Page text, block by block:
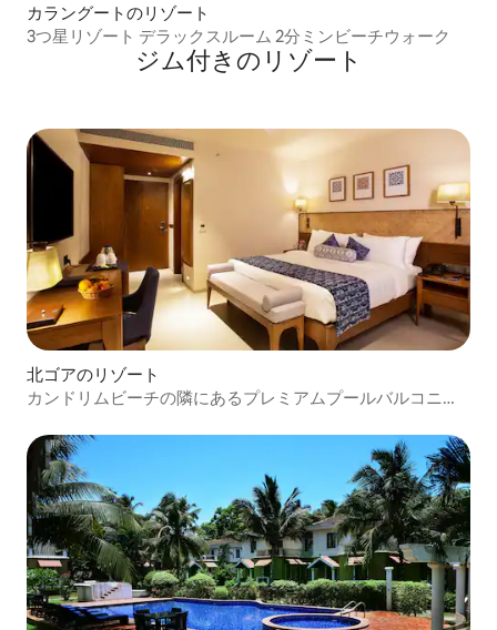
カラングートのリゾート
3つ星リゾート デラックスルーム 2分ミンビーチウォーク
ジム付きのリゾート
北ゴアのリゾート
カンドリムビーチの隣にあるプレミアムプールバルコニー